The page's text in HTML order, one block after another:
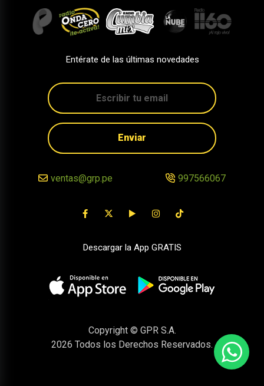
Entérate de las últimas novedades
Enviar
ventas@grp.pe 997566067
Descargar la App GRATIS
Copyright © GPR S.A.
2026 Todos los Derechos Reservados.